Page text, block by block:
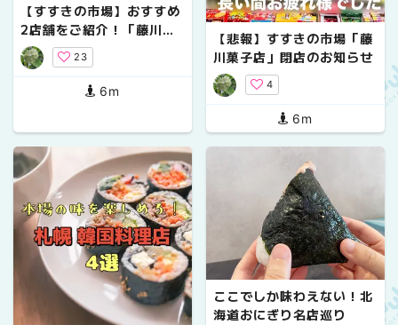
【すすきの市場】おすすめ
2店舗をご紹介！「藤川菓
子店」と「名代にぎりめ
し」
23
6m
【悲報】すすきの市場「藤
川菓子店」閉店のお知らせ
4
6m
ここでしか味わえない！北
海道おにぎり名店巡り